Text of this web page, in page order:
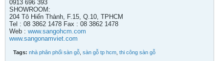
0913 696 393
SHOWROOM:
204 Tô Hiến Thành, F.15, Q.10, TPHCM
Tel : 08 3862 1478 Fax : 08 3862 1478
Web : www.sangohcm.com
www.sangonamviet.com
Tags: nhà phân phối sàn gỗ sàn gỗ tp hcm thi công sàn gỗ